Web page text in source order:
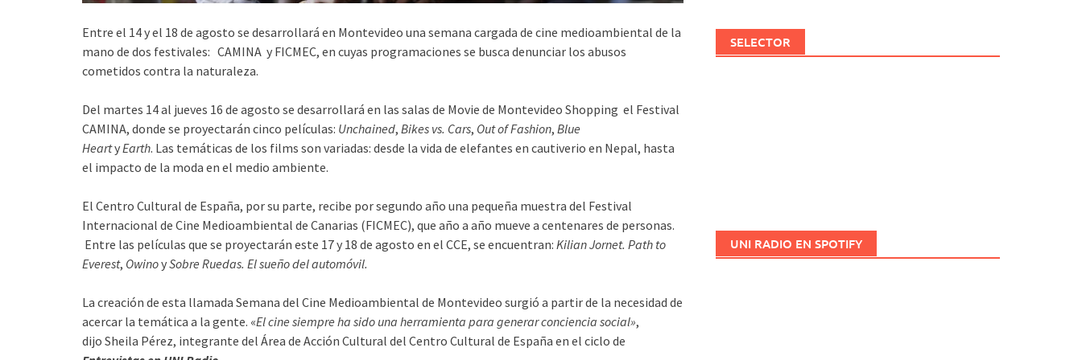
Entre el 14 y el 18 de agosto se desarrollará en Montevideo una semana cargada de cine medioambiental de la
mano de dos festivales: CAMINA y FICMEC, en cuyas programaciones se busca denunciar los abusos
cometidos contra la naturaleza.
Del martes 14 al jueves 16 de agosto se desarrollará en las salas de Movie de Montevideo Shopping el Festival
CAMINA, donde se proyectarán cinco películas: Unchained, Bikes vs. Cars, Out of Fashion, Blue
HeartyEarth. Las temáticas de los films son variadas: desde la vida de elefantes en cautiverio en Nepal, hasta
el impacto de la moda en el medio ambiente.
El Centro Cultural de España, por su parte, recibe por segundo año una pequeña muestra del Festival
Internacional de Cine Medioambiental de Canarias (FICMEC), que año a año mueve a centenares de personas.
Entre las películas que se proyectarán este 17 y 18 de agosto en el CCE, se encuentran: Kilian Jornet. Path to
Everest, OwinoySobre Ruedas. El sueño del automóvil.
La creación de esta llamada Semana del Cine Medioambiental de Montevideo surgió a partir de la necesidad de
acercar la temática a la gente. «El cine siempre ha sido una herramienta para generar conciencia social»,
dijo Sheila Pérez, integrante del Área de Acción Cultural del Centro Cultural de España en el ciclo de
SELECTOR
UNI RADIO EN SPOTIFY